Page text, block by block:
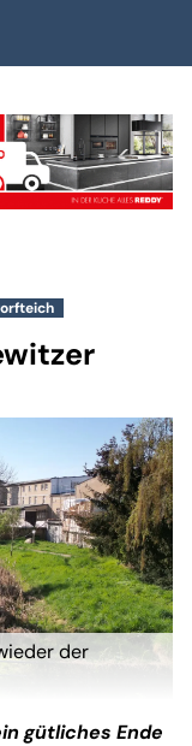
Taucha
der
gütliches Ende